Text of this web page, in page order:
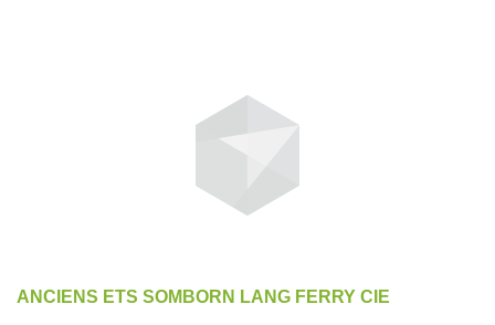
ANCIENS ETS SOMBORN LANG FERRY CIE